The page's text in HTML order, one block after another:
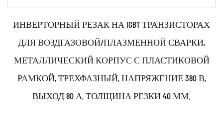
ИНВЕРТОРНЫЙ РЕЗАК НА IGBT ТРАНЗИСТОРАХ
ДЛЯ ВОЗДГАЗОВОЙ/ПЛАЗМЕННОЙ СВАРКИ,
МЕТАЛЛИЧЕСКИЙ КОРПУС С ПЛАСТИКОВОЙ
РАМКОЙ, ТРЕХФАЗНЫЙ, НАПРЯЖЕНИЕ 380 В,
ВЫХОД 80 А, ТОЛЩИНА РЕЗКИ 40 ММ.